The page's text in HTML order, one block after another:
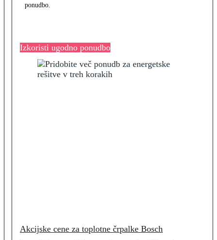
ponudbo.
Izkoristi ugodno ponudbo
Akcijske cene za toplotne črpalke Bosch